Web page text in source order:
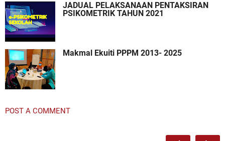
JADUAL PELAKSANAAN PENTAKSIRAN
PSIKOMETRIK TAHUN 2021
Makmal Ekuiti PPPM 2013- 2025
POST A COMMENT